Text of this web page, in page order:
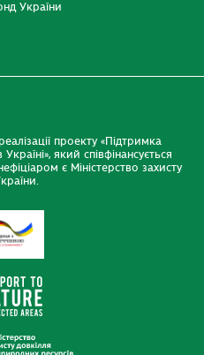
України
проекту «Підтримка
який співфінансується
є Міністерство захисту